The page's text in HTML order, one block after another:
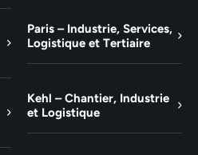
Paris – Industrie, Services,
Logistique et Tertiaire
Kehl – Chantier, Industrie
et Logistique